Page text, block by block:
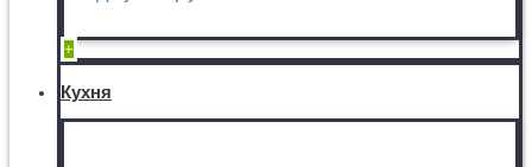
+
Кухня